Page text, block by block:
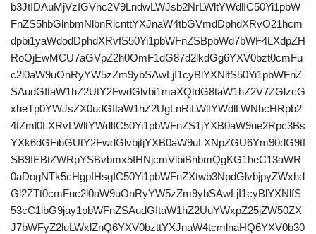
b3JtIDAuMjVzIGVhc2V9LndwLWJsb2NrLWltYWdlIC50Yi1pbW
FnZS5hbGlnbmNlbnRlcnttYXJnaW4tbGVmdDphdXRvO21hcm
dpbi1yaWdodDphdXRvfS50Yi1pbWFnZSBpbWd7bWF4LXdpZH
RoOjEwMCU7aGVpZ2h0OmF1dG87d2lkdGg6YXV0bzt0cmFu
c2l0aW9uOnRyYW5zZm9ybSAwLjI1cyBlYXNlfS50Yi1pbWFnZ
SAudGItaW1hZ2UtY2FwdGlvbi1maXQtdG8taW1hZ2V7ZGlzcG
xheTp0YWJsZX0udGItaW1hZ2UgLnRiLWltYWdlLWNhcHRpb2
4tZml0LXRvLWltYWdlIC50Yi1pbWFnZS1jYXB0aW9ue2Rpc3Bs
YXk6dGFibGUtY2FwdGlvbjtjYXB0aW9uLXNpZGU6Ym90dG9tf
SB9IEBtZWRpYSBvbmx5IHNjcmVlbiBhbmQgKG1heC13aWR
0aDogNTk5cHgpIHsgIC50Yi1pbWFnZXtwb3NpdGlvbjpyZWxhd
Gl2ZTt0cmFuc2l0aW9uOnRyYW5zZm9ybSAwLjI1cyBlYXNlfS
53cC1ibG9jay1pbWFnZSAudGItaW1hZ2UuYWxpZ25jZW50ZX
J7bWFyZ2luLWxlZnQ6YXV0bzttYXJnaW4tcmlnaHQ6YXV0b30